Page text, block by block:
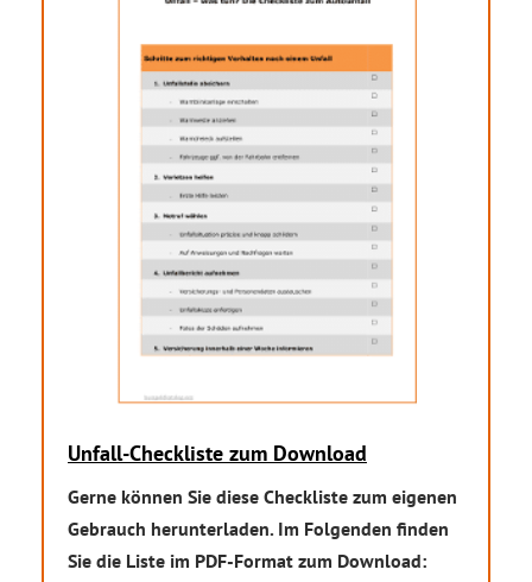
Unfall-Checkliste zum Download
Gerne können Sie diese Checkliste zum eigenen
Gebrauch herunterladen. Im Folgenden finden
Sie die Liste im PDF-Format zum Download: